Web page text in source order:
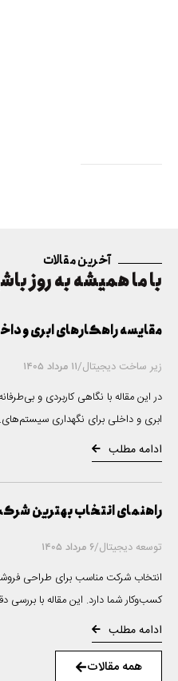
آخرین مقالات
با ما همیشه به روز
زیر ساخت دیجیتال/11 مرداد 1405
مقایسه راهکارهای ابری و
در این مقاله با نگاهی کاربردی و
ابری و داخلی برای نگهداری
ادامه مطلب
توسعه دیجیتال/6 مرداد 1405
راهنمای انتخاب بهترین
انتخاب شرکت مناسب برای طراحی
کسب‌وکار شما دارد. این مقاله با بررسی
ادامه مطلب
همه مقالات